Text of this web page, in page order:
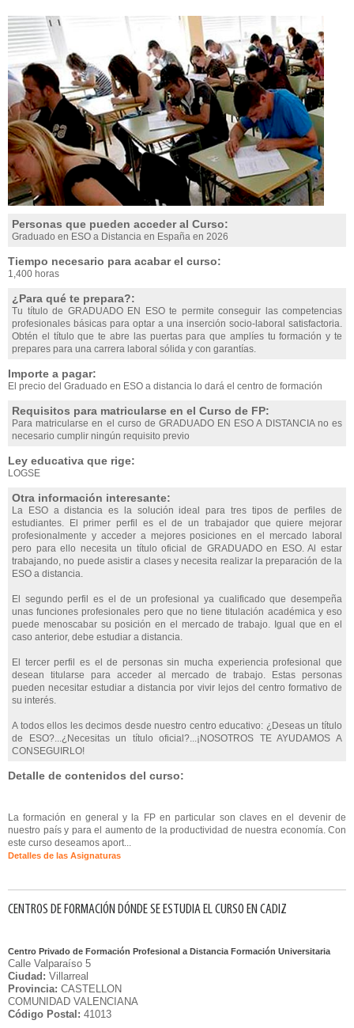
Personas que pueden acceder al Curso:
Graduado en ESO a Distancia en España en 2026
Tiempo necesario para acabar el curso:
1,400 horas
¿Para qué te prepara?:
Tu título de GRADUADO EN ESO te permite conseguir las competencias
profesionales básicas para optar a una inserción socio-laboral satisfactoria.
Obtén el título que te abre las puertas para que amplíes tu formación y te
prepares para una carrera laboral sólida y con garantías.
Importe a pagar:
El precio del Graduado en ESO a distancia lo dará el centro de formación
Requisitos para matricularse en el Curso de FP:
Para matricularse en el curso de GRADUADO EN ESO A DISTANCIA no es
necesario cumplir ningún requisito previo
Ley educativa que rige:
LOGSE
Otra información interesante:
La ESO a distancia es la solución ideal para tres tipos de perfiles de
estudiantes. El primer perfil es el de un trabajador que quiere mejorar
profesionalmente y acceder a mejores posiciones en el mercado laboral
pero para ello necesita un título oficial de GRADUADO en ESO. Al estar
trabajando, no puede asistir a clases y necesita realizar la preparación de la
ESO a distancia.
El segundo perfil es el de un profesional ya cualificado que desempeña
unas funciones profesionales pero que no tiene titulación académica y eso
puede menoscabar su posición en el mercado de trabajo. Igual que en el
caso anterior, debe estudiar a distancia.
El tercer perfil es el de personas sin mucha experiencia profesional que
desean titularse para acceder al mercado de trabajo. Estas personas
pueden necesitar estudiar a distancia por vivir lejos del centro formativo de
su interés.
A todos ellos les decimos desde nuestro centro educativo: ¿Deseas un título
de ESO?...¿Necesitas un título oficial?...¡NOSOTROS TE AYUDAMOS A
CONSEGUIRLO!
Detalle de contenidos del curso:
La formación en general y la FP en particular son claves en el devenir de
nuestro país y para el aumento de la productividad de nuestra economía. Con
este curso deseamos aport...
Detalles de las Asignaturas
CENTROS DE FORMACIÓN DÓNDE SE ESTUDIA EL CURSO EN CADIZ
Centro Privado de Formación Profesional a Distancia Formación Universitaria
Calle Valparaíso 5
Ciudad: Villarreal
Provincia: CASTELLON
COMUNIDAD VALENCIANA
Código Postal: 41013